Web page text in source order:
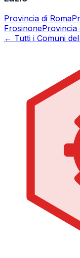
Provincia di Roma
FrosinoneProvincia
← Tutti i Comuni